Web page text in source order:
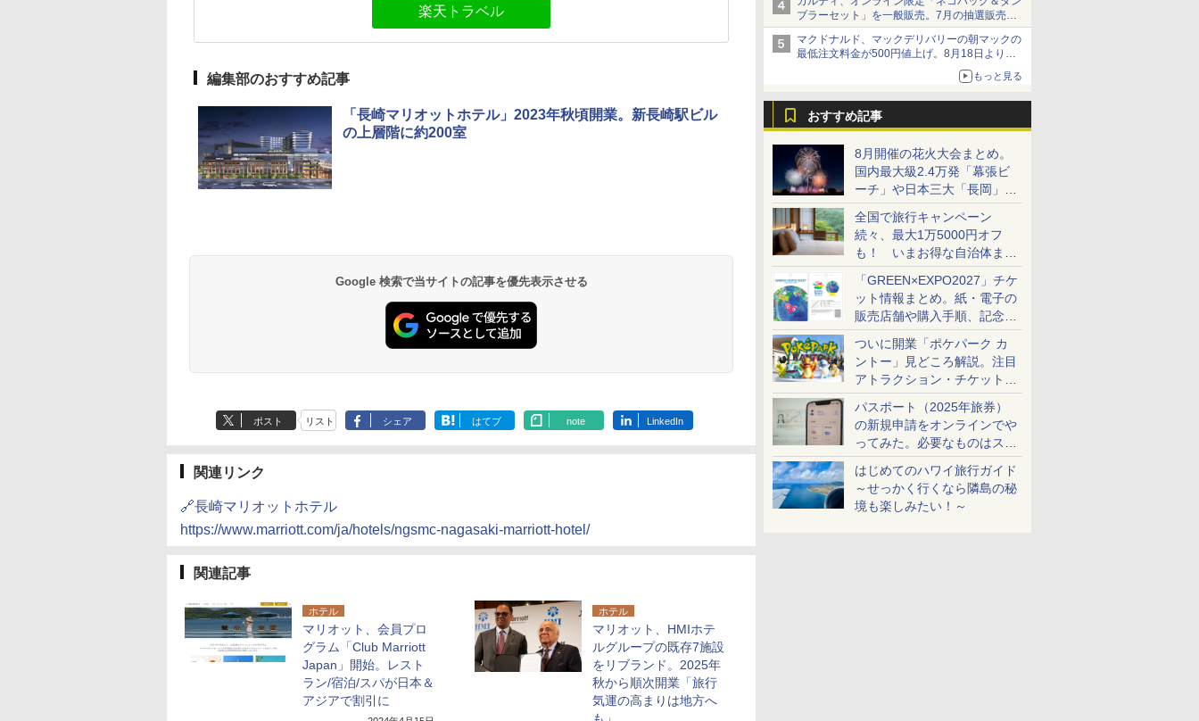
ブラーセット」を一般販売。7月の抽選販売の
当選無効分
マクドナルド、マックデリバリーの朝マックの
最低注文料金が500円値上げ。8月18日より
もっと見る
おすすめ記事
8月開催の花火大会まとめ。
国内最大級2.4万発「幕張ビ
ーチ」や日本三大「長岡」な
ど大型イベント目白押し！
全国で旅行キャンペーン
続々、最大1万5000円オフ
も！ いまお得な自治体まと
め
「GREEN×EXPO2027」チケ
ット情報まとめ。紙・電子の
販売店舗や購入手順、記念チ
ケットも解説
ついに開業「ポケパーク カ
ントー」見どころ解説。注目
アトラクション・チケット手
配・来場前に必要な準備は？
パスポート（2025年旅券）
の新規申請をオンラインでや
ってみた。必要なものはスマ
ホとマイナカードのみ
はじめてのハワイ旅行ガイド
～せっかく行くなら隣島の秘
境も楽しみたい！～
楽天トラベル
編集部のおすすめ記事
「長崎マリオットホテル」2023年秋頃開業。新長崎駅ビル
の上層階に約200室
Google 検索で当サイトの記事を優先表示させる
ポスト リスト シェア はてブ note LinkedIn
関連リンク
🔗長崎マリオットホテル
https://www.marriott.com/ja/hotels/ngsmc-nagasaki-marriott-hotel/
関連記事
ホテル
マリオット、会員プロ
グラム「Club Marriott
Japan」開始。レスト
ラン/宿泊/スパが日本＆
アジアで割引に
ホテル
マリオット、HMIホテ
ルグループの既存7施設
をリブランド。2025年
秋から順次開業「旅行
気運の高まりは地方へ